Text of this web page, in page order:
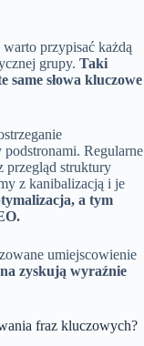
przypisać każdą
grupy. Taki
słowa kluczowe
Regularne
przegląd struktury
z kanibalizacją i je
a tym
umiejscowienie
zyskują wyraźnie
fraz kluczowych?